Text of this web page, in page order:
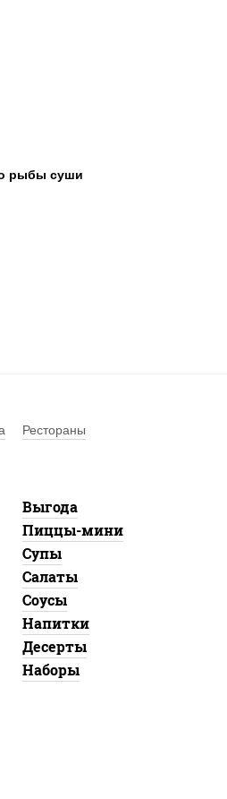
рыбы суши
Рестораны
Выгода
Пиццы-мини
Супы
Салаты
Соусы
Напитки
Десерты
Наборы